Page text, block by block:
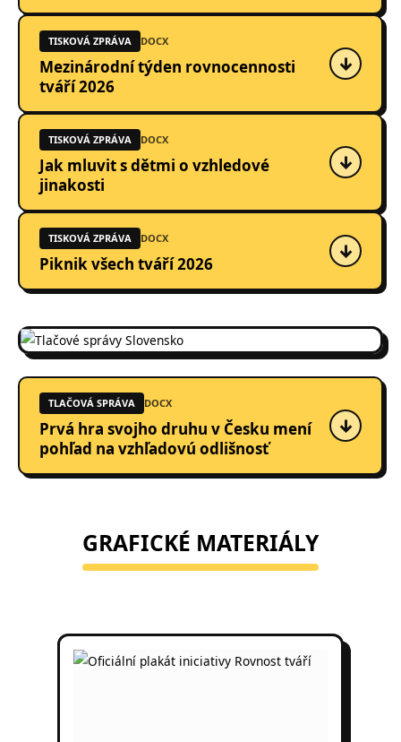
TISKOVÁ ZPRÁVA DOCX
Mezinárodní týden rovnocennosti
tváří 2026
↓
TISKOVÁ ZPRÁVA DOCX
Jak mluvit s dětmi o vzhledové
jinakosti
↓
TISKOVÁ ZPRÁVA DOCX
Piknik všech tváří 2026
↓
TLAČOVÁ SPRÁVA DOCX
Prvá hra svojho druhu v Česku mení
pohľad na vzhľadovú odlišnosť
↓
GRAFICKÉ MATERIÁLY